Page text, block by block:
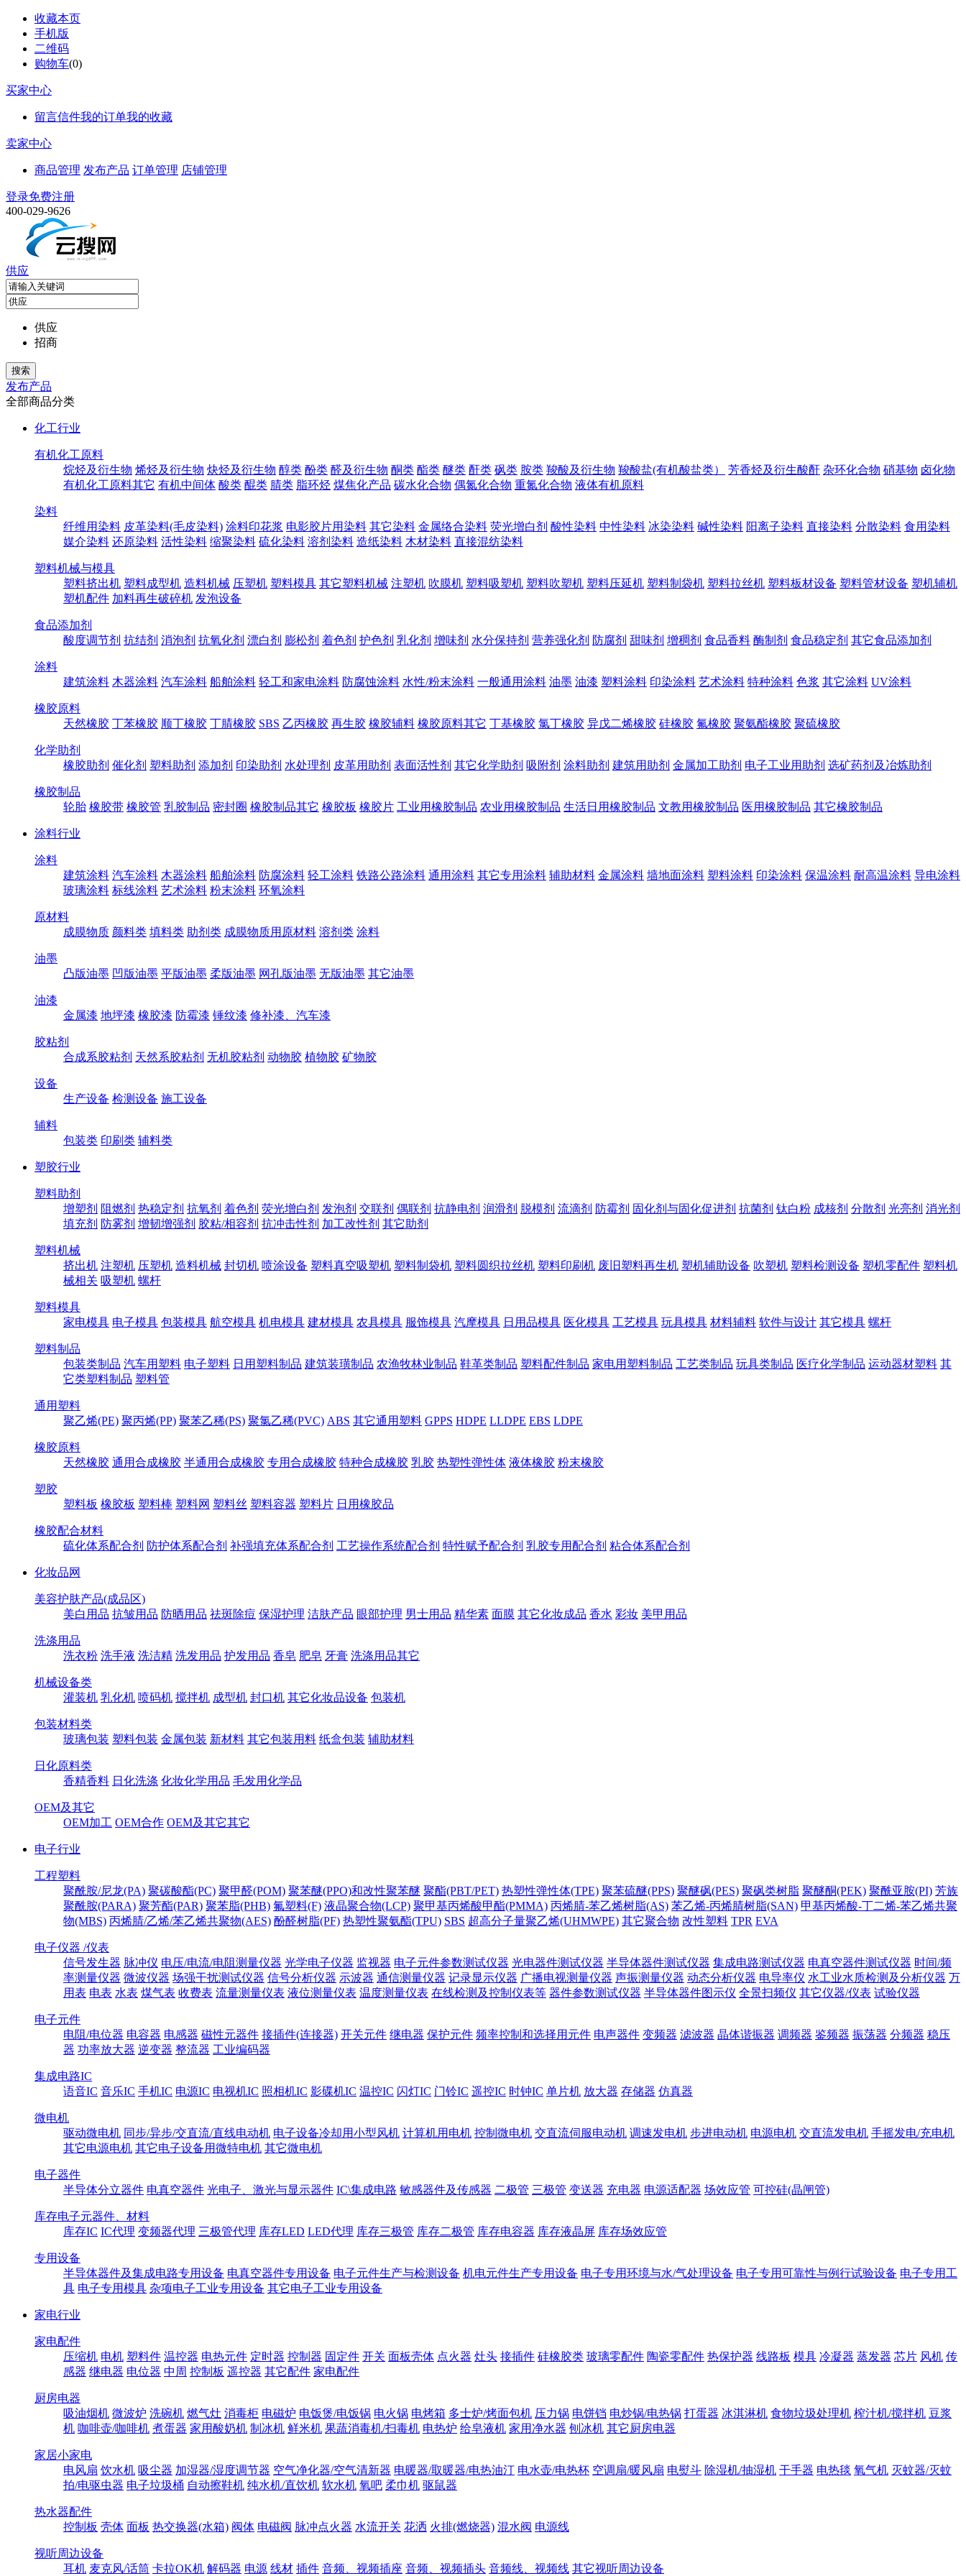
收藏本页
手机版
二维码
购物车(0)
买家中心
留言信件我的订单我的收藏
卖家中心
商品管理 发布产品 订单管理 店铺管理
登录免费注册
400-029-9626
供应
供应
招商
发布产品
全部商品分类
化工行业
有机化工原料
烷烃及衍生物 烯烃及衍生物 炔烃及衍生物 醇类 酚类 醛及衍生物 酮类 酯类 醚类 酐类 砜类 胺类 羧酸及衍生物 羧酸盐(有机酸盐类） 芳香烃及衍生酸酐 杂环化合物 硝基物 卤化物
有机化工原料其它 有机中间体 酸类 醌类 腈类 脂环烃 煤焦化产品 碳水化合物 偶氮化合物 重氮化合物 液体有机原料
染料
纤维用染料 皮革染料(毛皮染料) 涂料印花浆 电影胶片用染料 其它染料 金属络合染料 荧光增白剂 酸性染料 中性染料 冰染染料 碱性染料 阳离子染料 直接染料 分散染料 食用染料
媒介染料 还原染料 活性染料 缩聚染料 硫化染料 溶剂染料 造纸染料 木材染料 直接混纺染料
塑料机械与模具
塑料挤出机 塑料成型机 造料机械 压塑机 塑料模具 其它塑料机械 注塑机 吹膜机 塑料吸塑机 塑料吹塑机 塑料压延机 塑料制袋机 塑料拉丝机 塑料板材设备 塑料管材设备 塑机辅机
塑机配件 加料再生破碎机 发泡设备
食品添加剂
酸度调节剂 抗结剂 消泡剂 抗氧化剂 漂白剂 膨松剂 着色剂 护色剂 乳化剂 增味剂 水分保持剂 营养强化剂 防腐剂 甜味剂 增稠剂 食品香料 酶制剂 食品稳定剂 其它食品添加剂
涂料
建筑涂料 木器涂料 汽车涂料 船舶涂料 轻工和家电涂料 防腐蚀涂料 水性/粉末涂料 一般通用涂料 油墨 油漆 塑料涂料 印染涂料 艺术涂料 特种涂料 色浆 其它涂料 UV涂料
橡胶原料
天然橡胶 丁苯橡胶 顺丁橡胶 丁腈橡胶 SBS 乙丙橡胶 再生胶 橡胶辅料 橡胶原料其它 丁基橡胶 氯丁橡胶 异戊二烯橡胶 硅橡胶 氟橡胶 聚氨酯橡胶 聚硫橡胶
化学助剂
橡胶助剂 催化剂 塑料助剂 添加剂 印染助剂 水处理剂 皮革用助剂 表面活性剂 其它化学助剂 吸附剂 涂料助剂 建筑用助剂 金属加工助剂 电子工业用助剂 选矿药剂及冶炼助剂
橡胶制品
轮胎 橡胶带 橡胶管 乳胶制品 密封圈 橡胶制品其它 橡胶板 橡胶片 工业用橡胶制品 农业用橡胶制品 生活日用橡胶制品 文教用橡胶制品 医用橡胶制品 其它橡胶制品
涂料行业
涂料
建筑涂料 汽车涂料 木器涂料 船舶涂料 防腐涂料 轻工涂料 铁路公路涂料 通用涂料 其它专用涂料 辅助材料 金属涂料 墙地面涂料 塑料涂料 印染涂料 保温涂料 耐高温涂料 导电涂料
玻璃涂料 标线涂料 艺术涂料 粉末涂料 环氧涂料
原材料
成膜物质 颜料类 填料类 助剂类 成膜物质用原材料 溶剂类 涂料
油墨
凸版油墨 凹版油墨 平版油墨 柔版油墨 网孔版油墨 无版油墨 其它油墨
油漆
金属漆 地坪漆 橡胶漆 防霉漆 锤纹漆 修补漆、汽车漆
胶粘剂
合成系胶粘剂 天然系胶粘剂 无机胶粘剂 动物胶 植物胶 矿物胶
设备
生产设备 检测设备 施工设备
辅料
包装类 印刷类 辅料类
塑胶行业
塑料助剂
增塑剂 阻燃剂 热稳定剂 抗氧剂 着色剂 荧光增白剂 发泡剂 交联剂 偶联剂 抗静电剂 润滑剂 脱模剂 流滴剂 防霉剂 固化剂与固化促进剂 抗菌剂 钛白粉 成核剂 分散剂 光亮剂 消光剂
填充剂 防雾剂 增韧增强剂 胶粘/相容剂 抗冲击性剂 加工改性剂 其它助剂
塑料机械
挤出机 注塑机 压塑机 造料机械 封切机 喷涂设备 塑料真空吸塑机 塑料制袋机 塑料圆织拉丝机 塑料印刷机 废旧塑料再生机 塑机辅助设备 吹塑机 塑料检测设备 塑机零配件 塑料机
械相关 吸塑机 螺杆
塑料模具
家电模具 电子模具 包装模具 航空模具 机电模具 建材模具 农具模具 服饰模具 汽摩模具 日用品模具 医化模具 工艺模具 玩具模具 材料辅料 软件与设计 其它模具 螺杆
塑料制品
包装类制品 汽车用塑料 电子塑料 日用塑料制品 建筑装璜制品 农渔牧林业制品 鞋革类制品 塑料配件制品 家电用塑料制品 工艺类制品 玩具类制品 医疗化学制品 运动器材塑料 其
它类塑料制品 塑料管
通用塑料
聚乙烯(PE) 聚丙烯(PP) 聚苯乙稀(PS) 聚氯乙稀(PVC) ABS 其它通用塑料 GPPS HDPE LLDPE EBS LDPE
橡胶原料
天然橡胶 通用合成橡胶 半通用合成橡胶 专用合成橡胶 特种合成橡胶 乳胶 热塑性弹性体 液体橡胶 粉末橡胶
塑胶
塑料板 橡胶板 塑料棒 塑料网 塑料丝 塑料容器 塑料片 日用橡胶品
橡胶配合材料
硫化体系配合剂 防护体系配合剂 补强填充体系配合剂 工艺操作系统配合剂 特性赋予配合剂 乳胶专用配合剂 粘合体系配合剂
化妆品网
美容护肤产品(成品区)
美白用品 抗皱用品 防晒用品 祛斑除痘 保湿护理 洁肤产品 眼部护理 男士用品 精华素 面膜 其它化妆成品 香水 彩妆 美甲用品
洗涤用品
洗衣粉 洗手液 洗洁精 洗发用品 护发用品 香皂 肥皂 牙膏 洗涤用品其它
机械设备类
灌装机 乳化机 喷码机 搅拌机 成型机 封口机 其它化妆品设备 包装机
包装材料类
玻璃包装 塑料包装 金属包装 新材料 其它包装用料 纸盒包装 辅助材料
日化原料类
香精香料 日化洗涤 化妆化学用品 毛发用化学品
OEM及其它
OEM加工 OEM合作 OEM及其它其它
电子行业
工程塑料
聚酰胺/尼龙(PA) 聚碳酸酯(PC) 聚甲醛(POM) 聚苯醚(PPO)和改性聚苯醚 聚酯(PBT/PET) 热塑性弹性体(TPE) 聚苯硫醚(PPS) 聚醚砜(PES) 聚砜类树脂 聚醚酮(PEK) 聚酰亚胺(PI) 芳族
聚酰胺(PARA) 聚芳酯(PAR) 聚苯脂(PHB) 氟塑料(F) 液晶聚合物(LCP) 聚甲基丙烯酸甲酯(PMMA) 丙烯腈-苯乙烯树脂(AS) 苯乙烯-丙烯腈树脂(SAN) 甲基丙烯酸-丁二烯-苯乙烯共聚
物(MBS) 丙烯腈/乙烯/苯乙烯共聚物(AES) 酚醛树脂(PF) 热塑性聚氨酯(TPU) SBS 超高分子量聚乙烯(UHMWPE) 其它聚合物 改性塑料 TPR EVA
电子仪器 /仪表
信号发生器 脉冲仪 电压/电流/电阻测量仪器 光学电子仪器 监视器 电子元件参数测试仪器 光电器件测试仪器 半导体器件测试仪器 集成电路测试仪器 电真空器件测试仪器 时间/频
率测量仪器 微波仪器 场强干扰测试仪器 信号分析仪器 示波器 通信测量仪器 记录显示仪器 广播电视测量仪器 声振测量仪器 动态分析仪器 电导率仪 水工业水质检测及分析仪器 万
用表 电表 水表 煤气表 收费表 流量测量仪表 液位测量仪表 温度测量仪表 在线检测及控制仪表等 器件参数测试仪器 半导体器件图示仪 全景扫频仪 其它仪器/仪表 试验仪器
电子元件
电阻/电位器 电容器 电感器 磁性元器件 接插件(连接器) 开关元件 继电器 保护元件 频率控制和选择用元件 电声器件 变频器 滤波器 晶体谐振器 调频器 鉴频器 振荡器 分频器 稳压
器 功率放大器 逆变器 整流器 工业编码器
集成电路IC
语音IC 音乐IC 手机IC 电源IC 电视机IC 照相机IC 影碟机IC 温控IC 闪灯IC 门铃IC 遥控IC 时钟IC 单片机 放大器 存储器 仿真器
微电机
驱动微电机 同步/异步/交直流/直线电动机 电子设备冷却用小型风机 计算机用电机 控制微电机 交直流伺服电动机 调速发电机 步进电动机 电源电机 交直流发电机 手摇发电/充电机
其它电源电机 其它电子设备用微特电机 其它微电机
电子器件
半导体分立器件 电真空器件 光电子、激光与显示器件 IC\集成电路 敏感器件及传感器 二极管 三极管 变送器 充电器 电源适配器 场效应管 可控硅(晶闸管)
库存电子元器件、材料
库存IC IC代理 变频器代理 三极管代理 库存LED LED代理 库存三极管 库存二极管 库存电容器 库存液晶屏 库存场效应管
专用设备
半导体器件及集成电路专用设备 电真空器件专用设备 电子元件生产与检测设备 机电元件生产专用设备 电子专用环境与水/气处理设备 电子专用可靠性与例行试验设备 电子专用工
具 电子专用模具 杂项电子工业专用设备 其它电子工业专用设备
家电行业
家电配件
压缩机 电机 塑料件 温控器 电热元件 定时器 控制器 固定件 开关 面板壳体 点火器 灶头 接插件 硅橡胶类 玻璃零配件 陶瓷零配件 热保护器 线路板 模具 冷凝器 蒸发器 芯片 风机 传
感器 继电器 电位器 中周 控制板 遥控器 其它配件 家电配件
厨房电器
吸油烟机 微波炉 洗碗机 燃气灶 消毒柜 电磁炉 电饭煲/电饭锅 电火锅 电烤箱 多士炉/烤面包机 压力锅 电饼铛 电炒锅/电热锅 打蛋器 冰淇淋机 食物垃圾处理机 榨汁机/搅拌机 豆浆
机 咖啡壶/咖啡机 煮蛋器 家用酸奶机 制冰机 鲜米机 果蔬消毒机/扫毒机 电热炉 给皂液机 家用净水器 刨冰机 其它厨房电器
家居小家电
电风扇 饮水机 吸尘器 加湿器/湿度调节器 空气净化器/空气清新器 电暖器/取暖器/电热油汀 电水壶/电热杯 空调扇/暖风扇 电熨斗 除湿机/抽湿机 干手器 电热毯 氧气机 灭蚊器/灭蚊
拍/电驱虫器 电子垃圾桶 自动擦鞋机 纯水机/直饮机 软水机 氧吧 柔巾机 驱鼠器
热水器配件
控制板 壳体 面板 热交换器(水箱) 阀体 电磁阀 脉冲点火器 水流开关 花洒 火排(燃烧器) 混水阀 电源线
视听周边设备
耳机 麦克风/话筒 卡拉OK机 解码器 电源 线材 插件 音频、视频插座 音频、视频插头 音频线、视频线 其它视听周边设备